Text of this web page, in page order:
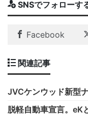
SNSでフォローす
Facebook
関連記事
JVCケンウッド新型
脱軽自動車宣言。eK